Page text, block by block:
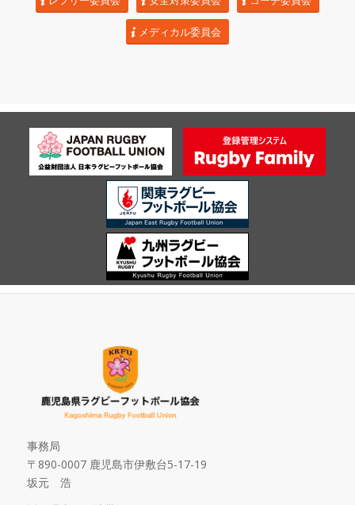
メディカル委員会
事務局
〒890-0007 鹿児島市伊敷台5-17-19
坂元 浩